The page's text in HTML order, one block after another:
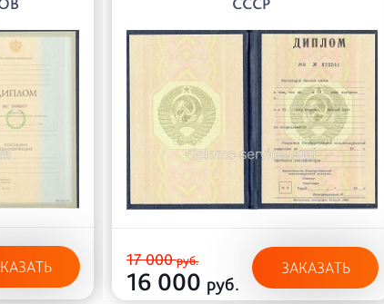
17 000руб.
16 000 руб.
ЗАКАЗАТЬ